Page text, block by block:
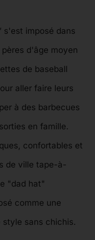
s'est imposé dans
pères d'âge moyen
de baseball
aller faire leurs
à des barbecues
en famille.
confortables et
de ville tape-à-
"dad hat"
comme une
style sans chichis.